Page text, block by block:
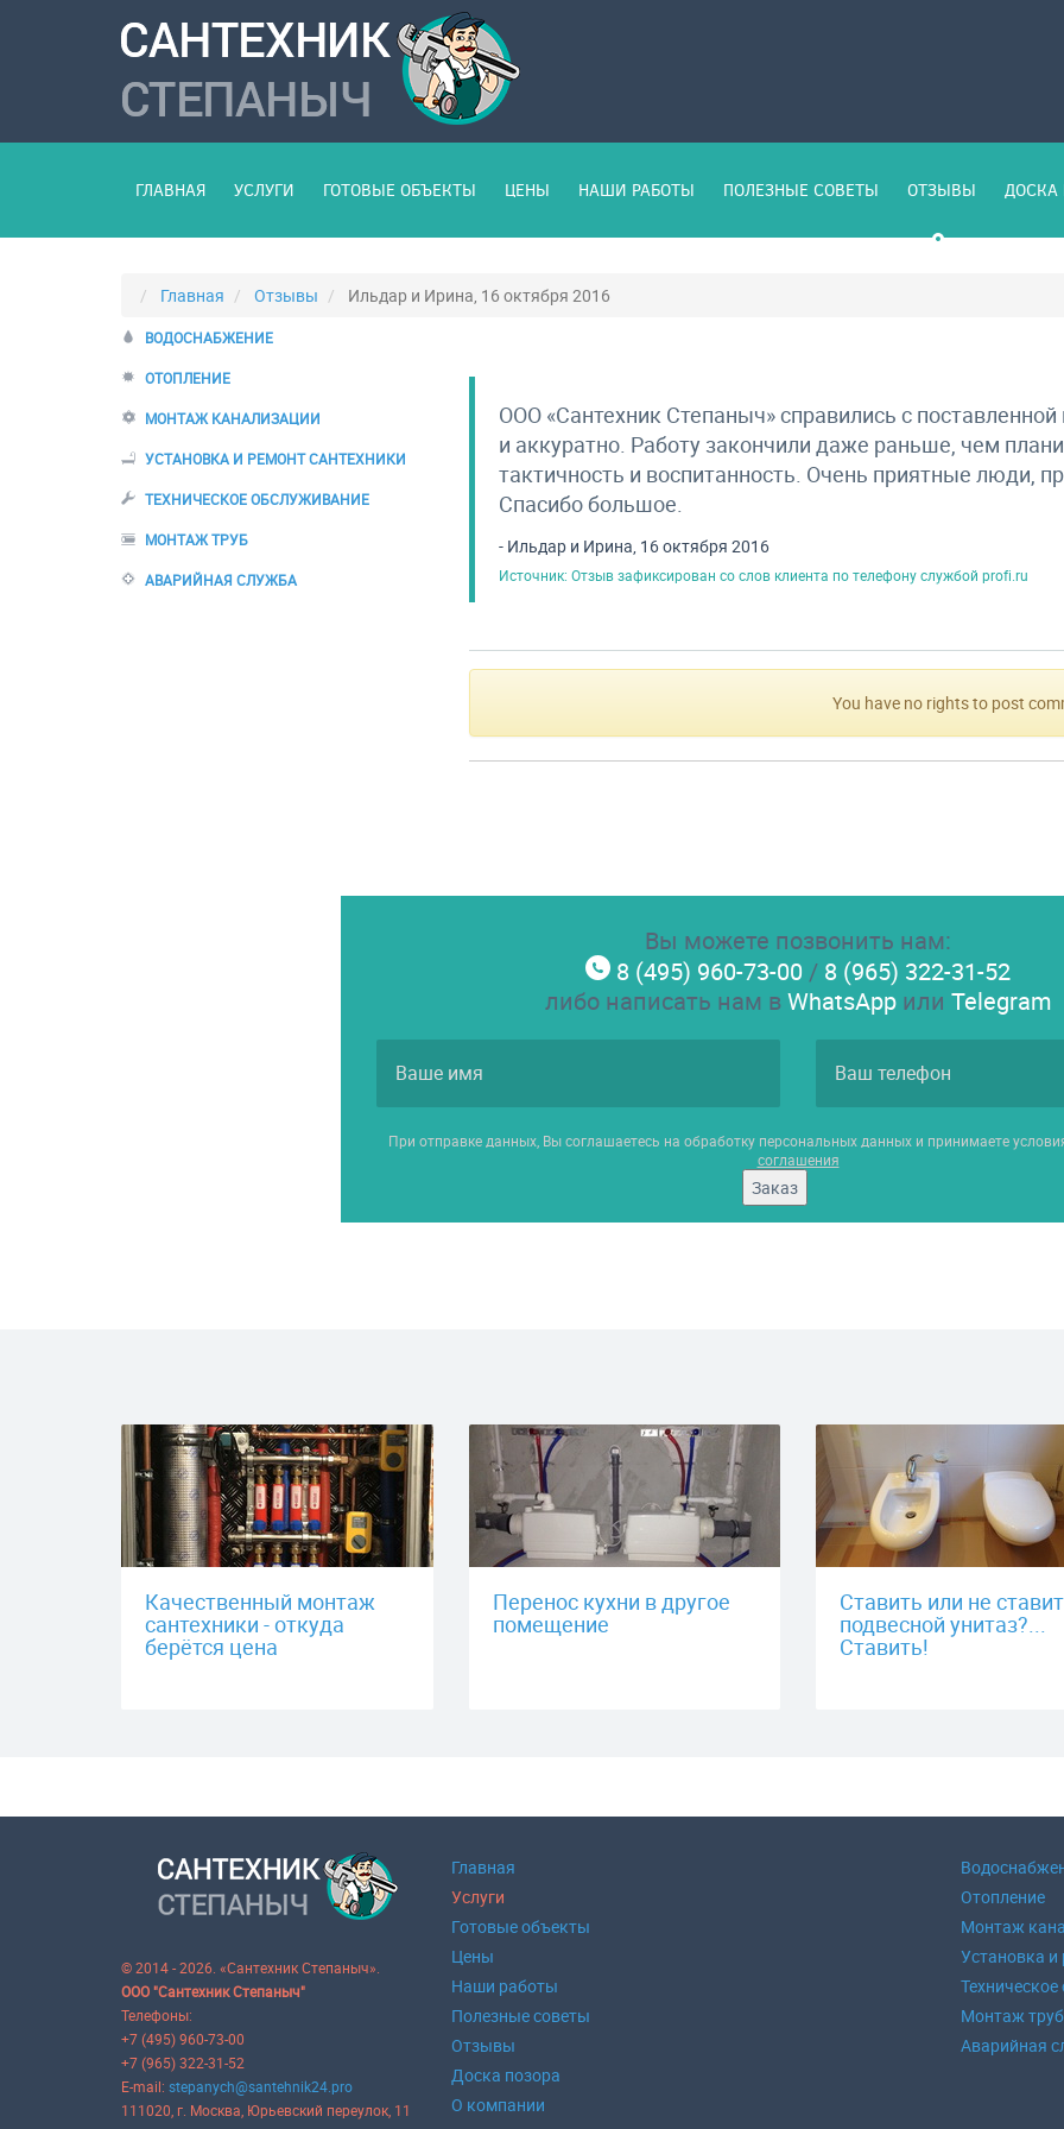
ГЛАВНАЯ УСЛУГИ ГОТОВЫЕ ОБЪЕКТЫ ЦЕНЫ НАШИ РАБОТЫ ПОЛЕЗНЫЕ СОВЕТЫ ОТЗЫВЫ ДОСКА
Главная Отзывы Ильдар и Ирина, 16 октября 2016
ВОДОСНАБЖЕНИЕ
ОТОПЛЕНИЕ
МОНТАЖ КАНАЛИЗАЦИИ
УСТАНОВКА И РЕМОНТ САНТЕХНИКИ
ТЕХНИЧЕСКОЕ ОБСЛУЖИВАНИЕ
МОНТАЖ ТРУБ
АВАРИЙНАЯ СЛУЖБА
ООО «Сантехник Степаныч» справились с
и аккуратно. Работу закончили даже раньше, чем
тактичность и воспитанность. Очень приятные люди,
Спасибо большое.
- Ильдар и Ирина, 16 октября 2016
Источник: Отзыв зафиксирован со слов клиента по телефону службой profi.ru
You have no rights to post
Вы можете позвонить нам:
8 (495) 960-73-00 / 8 (965) 322-31-52
либо написать нам вWhatsAppили Telegram
При отправке данных, Вы соглашаетесь на обработку персональных данных и принимаете
соглашения
Заказ
Качественный монтаж
сантехники - откуда
берётся цена
Перенос кухни в другое
помещение
Ставить или не
подвесной унитаз?...
Ставить!
© 2014 - 2026. «Сантехник Степаныч».
ООО "Сантехник Степаныч"
Телефоны:
+7 (495) 960-73-00
+7 (965) 322-31-52
E-mail: stepanych@santehnik24.pro
111020 , г. Москва Юрьевский переулок, 11
Главная
Услуги
Готовые объекты
Цены
Наши работы
Полезные советы
Отзывы
Доска позора
О компании
Отопление
Монтаж
Установка и
Монтаж труб
Аварийная